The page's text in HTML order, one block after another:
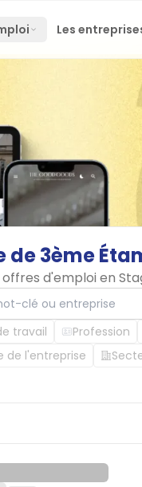
Les
de3ème
d'emploi en
ou entreprise
travail Profession
de l'entreprise